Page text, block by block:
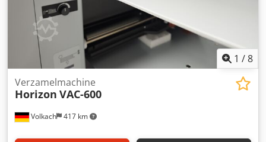
1 /8
Volkach 417 km
Verzamelmachine
Horizon VAC-600